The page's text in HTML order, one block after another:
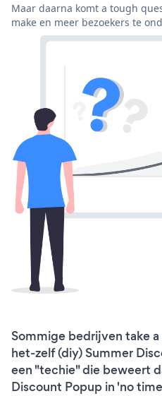
Maar daarna komt a tough
make en meer bezoekers te
Sommige bedrijven take
het-zelf (diy) Summer
een "techie" die beweert
Discount Popup in 'no